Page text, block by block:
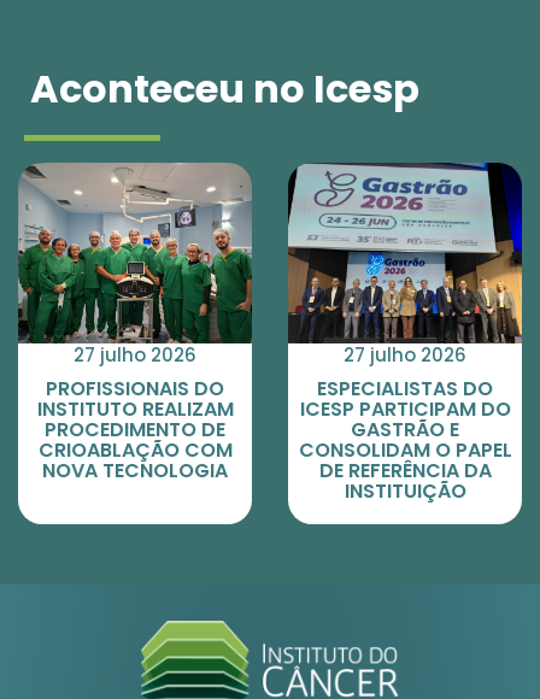
Aconteceu no Icesp
27 julho 2026
ESPECIALISTAS DO
ICESP PARTICIPAM DO
GASTRÃO E
CONSOLIDAM O PAPEL
DE REFERÊNCIA DA
27 julho 2026
ESPECIALISTAS
ICESP
ESTUDOS EM
INTERNACIONAIS
CÂNCER